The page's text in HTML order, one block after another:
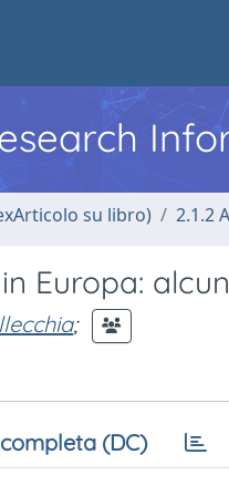
su libro) 2.1.2
Europa:
;
(DC)